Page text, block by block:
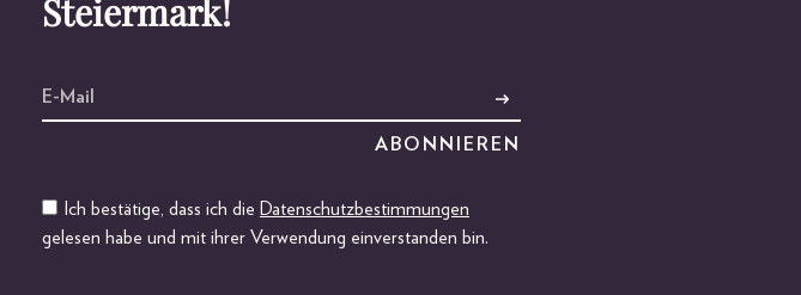
Steiermark!
Ich bestätige, dass ich die Datenschutzbestimmungen
gelesen habe und mit ihrer Verwendung einverstanden bin.